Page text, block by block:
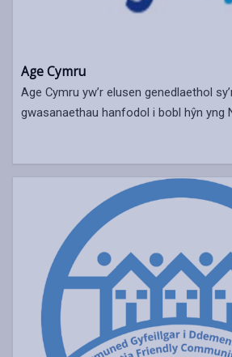
Age Cymru
Age Cymru yw’r elusen genedlaethol
gwasanaethau hanfodol i bobl hŷn yng